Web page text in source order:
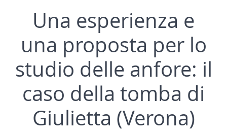
Una esperienza e
una proposta per lo
studio delle anfore: il
caso della tomba di
Giulietta (Verona)